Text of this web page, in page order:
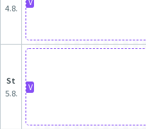
4.8.
st
5.8.
V